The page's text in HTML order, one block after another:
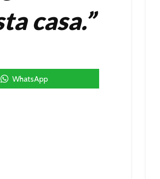
casa.”
WhatsApp